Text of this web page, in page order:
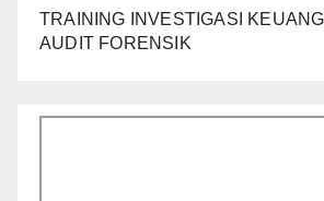
TRAINING INVESTIGASI
AUDIT FORENSIK